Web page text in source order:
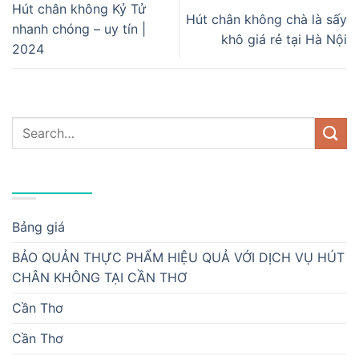
Hút chân không Kỷ Tử
nhanh chóng – uy tín |
2024
Hút chân không chà là sấy
khô giá rẻ tại Hà Nội
Bảng giá
BẢO QUẢN THỰC PHẨM HIỆU QUẢ VỚI DỊCH VỤ HÚT
CHÂN KHÔNG TẠI CẦN THƠ
Cần Thơ
Cần Thơ